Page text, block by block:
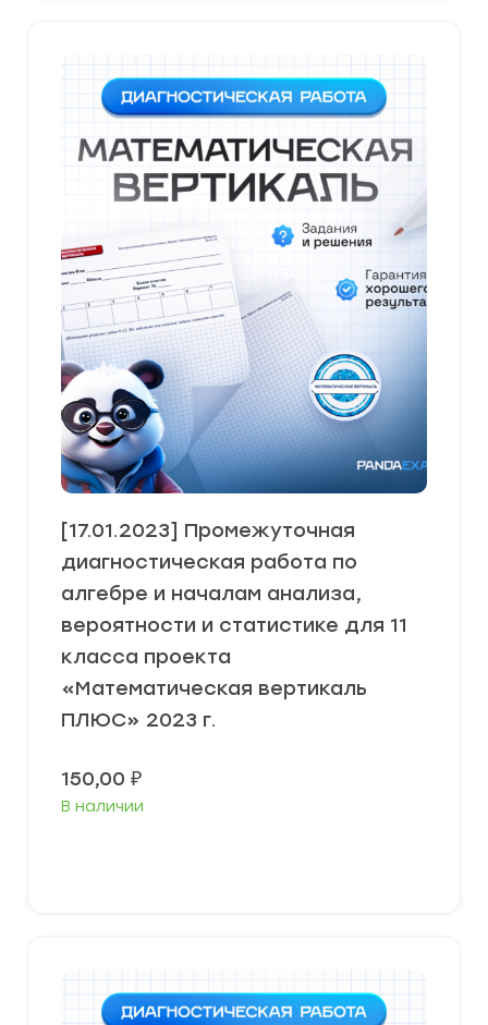
[17.01.2023] Промежуточная
диагностическая работа по
алгебре и началам анализа,
вероятности и статистике для 11
класса проекта
«Математическая вертикаль
ПЛЮС» 2023 г.
150,00 ₽
В наличии